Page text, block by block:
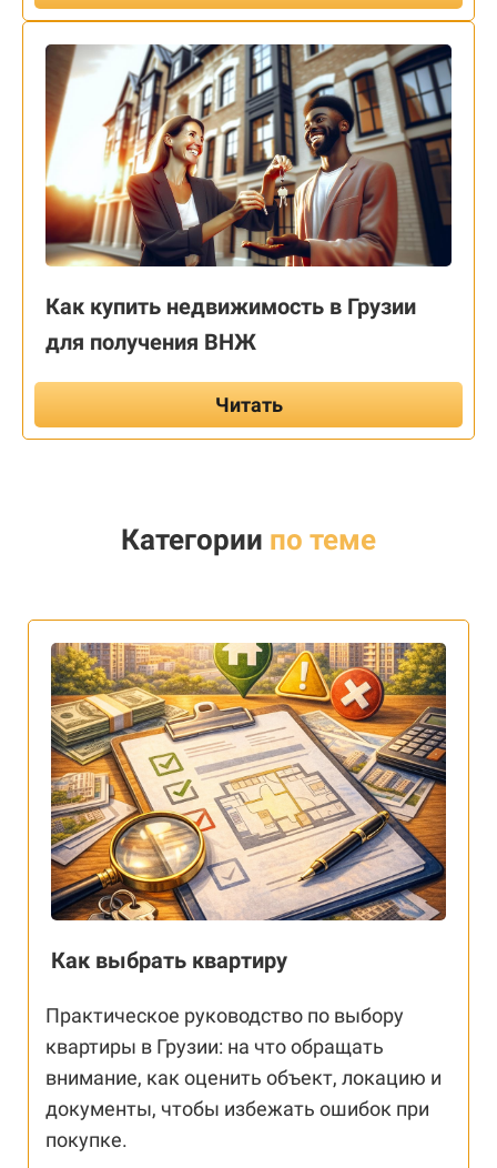
Как купить недвижимость в Грузии
для получения ВНЖ
Читать
Категории по теме
Как выбрать квартиру
Практическое руководство по выбору
квартиры в Грузии: на что обращать
внимание, как оценить объект, локацию и
документы, чтобы избежать ошибок при
покупке.